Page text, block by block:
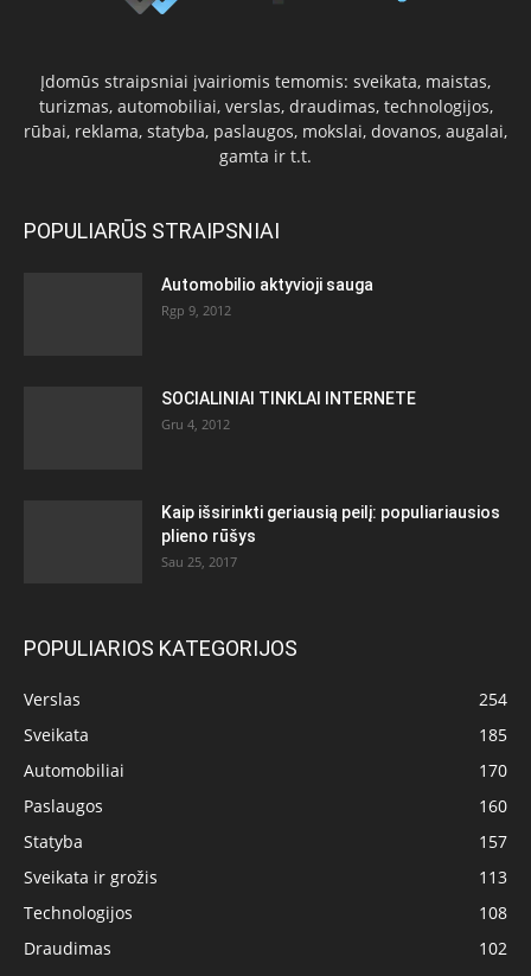
Įdomūs straipsniai įvairiomis temomis: sveikata, maistas,
turizmas, automobiliai, verslas, draudimas, technologijos,
rūbai, reklama, statyba, paslaugos, mokslai, dovanos, augalai,
gamta ir t.t.
POPULIARŪS STRAIPSNIAI
Automobilio aktyvioji sauga
Rgp 9, 2012
SOCIALINIAI TINKLAI INTERNETE
Gru 4, 2012
Kaip išsirinkti geriausią peilį: populiariausios
plieno rūšys
Sau 25, 2017
POPULIARIOS KATEGORIJOS
Verslas
254
Sveikata
185
Automobiliai
170
Paslaugos
160
Statyba
157
Sveikata ir grožis
113
Technologijos
108
Draudimas
102